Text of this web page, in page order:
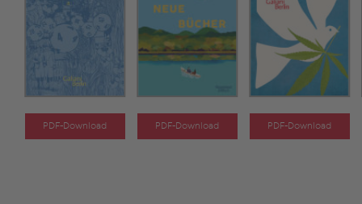
PDF-Download PDF-Download PDF-Download